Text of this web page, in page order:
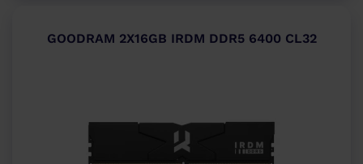
GOODRAM 2X16GB IRDM DDR5 6400 CL32